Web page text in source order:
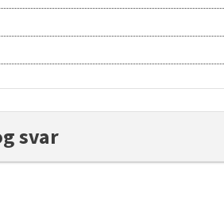
svar